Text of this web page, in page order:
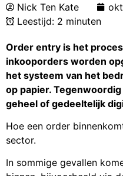
Nick Ten Kate
Leestijd: 2 minuten
Order entry is het
inkooporders worden
het systeem van het
op papier.
geheel of gedeeltelijk
Hoe een order
sector.
In sommige gevallen